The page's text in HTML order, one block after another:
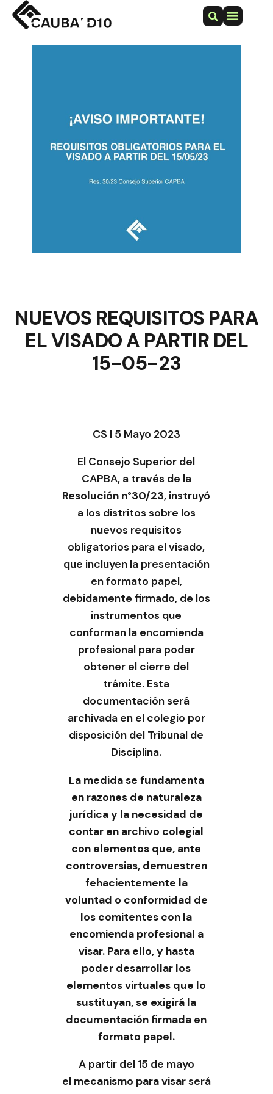
NUEVOS REQUISITOS PARA
EL VISADO A PARTIR DEL
15-05-23
CS | 5 Mayo 2023
El Consejo Superior del
CAPBA, a través de la
Resolución n°30/23, instruyó
a los distritos sobre los
nuevos requisitos
obligatorios para el visado,
que incluyen la presentación
en formato papel,
debidamente firmado, de los
instrumentos que
conforman la encomienda
profesional para poder
obtener el cierre del
trámite. Esta
documentación será
archivada en el colegio por
disposición del Tribunal de
Disciplina.
La medida se fundamenta
en razones de naturaleza
jurídica y la necesidad de
contar en archivo colegial
con elementos que, ante
controversias, demuestren
fehacientemente la
voluntad o conformidad de
los comitentes con la
encomienda profesional a
visar. Para ello, y hasta
poder desarrollar los
elementos virtuales que lo
sustituyan, se exigirá la
documentación firmada en
formato papel.
A partir del 15 de mayo
el mecanismo para visarserá